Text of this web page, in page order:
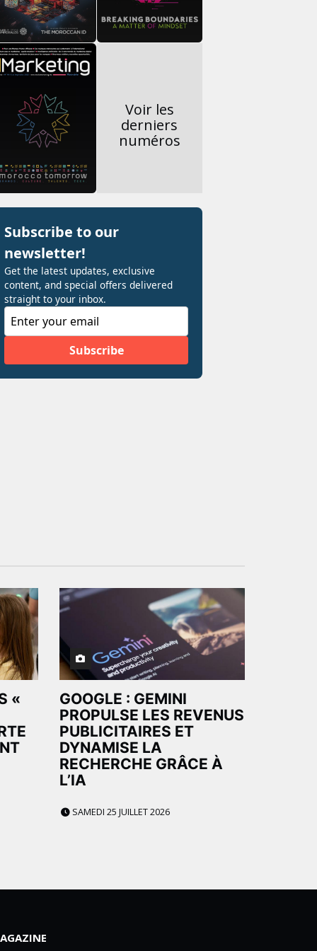
Voir les
derniers
numéros
«
GOOGLE : GEMINI
PROPULSE LES REVENUS
PUBLICITAIRES ET
DYNAMISE LA
RECHERCHE GRÂCE À
L’IA
SAMEDI 25 JUILLET 2026